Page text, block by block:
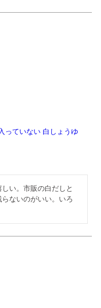
っていない 白しょうゆ
い。市販の白だしと
ないのがいい。いろ